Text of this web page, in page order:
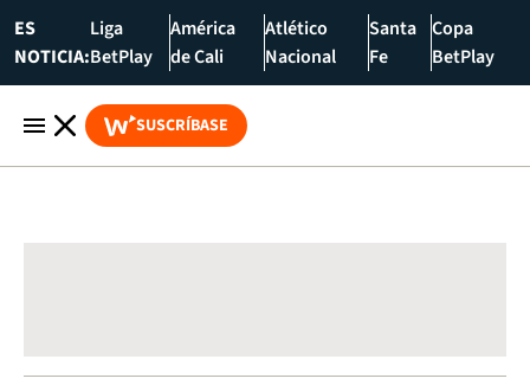
ES
NOTICIA:
Liga
BetPlay
América
de Cali
Atlético
Nacional
Santa
Fe
Copa
BetPlay
SUSCRÍBASE